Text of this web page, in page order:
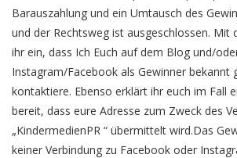
Barauszahlung und ein Umtausch des
und der Rechtsweg ist ausgeschlossen. Mit
ihr ein, dass Ich Euch auf dem Blog und/
Instagram/Facebook als Gewinner bekannt
kontaktiere. Ebenso erklärt ihr euch im Fall
bereit, dass eure Adresse zum Zweck des
„KindermedienPR “ übermittelt wird.Das
keiner Verbindung zu Facebook oder